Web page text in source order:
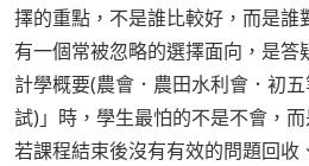
擇的重點，不是誰比較好，而是誰
有一個常被忽略的選擇面向，是
計學概要(農會．農田水利會．初
試)」時，學生最怕的不是不會，
若課程結束後沒有有效的問題回收